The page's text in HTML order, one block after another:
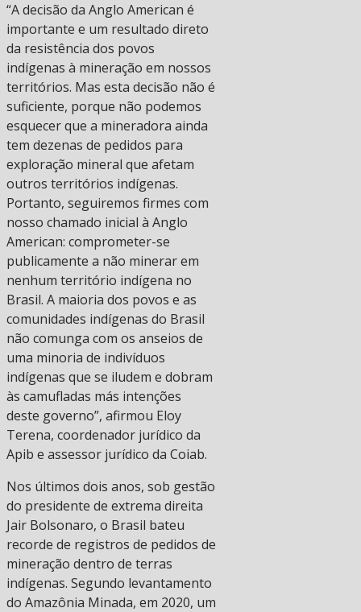
“A decisão da Anglo American é
importante e um resultado direto
da resistência dos povos
indígenas à mineração em nossos
territórios. Mas esta decisão não é
suficiente, porque não podemos
esquecer que a mineradora ainda
tem dezenas de pedidos para
exploração mineral que afetam
outros territórios indígenas.
Portanto, seguiremos firmes com
nosso chamado inicial à Anglo
American: comprometer-se
publicamente a não minerar em
nenhum território indígena no
Brasil. A maioria dos povos e as
comunidades indígenas do Brasil
não comunga com os anseios de
uma minoria de indivíduos
indígenas que se iludem e dobram
às camufladas más intenções
deste governo”, afirmou Eloy
Terena, coordenador jurídico da
Apib e assessor jurídico da Coiab.
Nos últimos dois anos, sob gestão
do presidente de extrema direita
Jair Bolsonaro, o Brasil bateu
recorde de registros de pedidos de
mineração dentro de terras
indígenas. Segundo levantamento
do Amazônia Minada, em 2020, um